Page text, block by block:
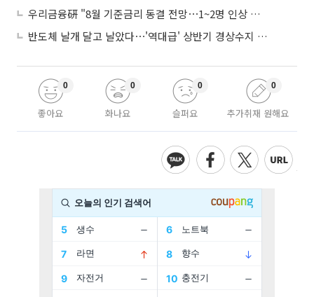
우리금융硏 "8월 기준금리 동결 전망⋯1~2명 인상 소수의견 낼 것"
반도체 날개 달고 날았다⋯'역대급' 상반기 경상수지 흑자 2000억달러 육박
좋아요
0
화나요
0
슬퍼요
0
추가취재 원해요
0